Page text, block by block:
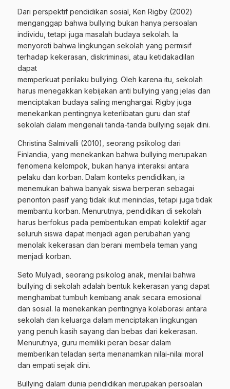
Dari perspektif pendidikan sosial, Ken Rigby (2002)
menganggap bahwa bullying bukan hanya persoalan
individu, tetapi juga masalah budaya sekolah. Ia
menyoroti bahwa lingkungan sekolah yang permisif
terhadap kekerasan, diskriminasi, atau ketidakadilan
dapat
memperkuat perilaku bullying. Oleh karena itu, sekolah
harus menegakkan kebijakan anti bullying yang jelas dan
menciptakan budaya saling menghargai. Rigby juga
menekankan pentingnya keterlibatan guru dan staf
sekolah dalam mengenali tanda-tanda bullying sejak dini.
Christina Salmivalli (2010), seorang psikolog dari
Finlandia, yang menekankan bahwa bullying merupakan
fenomena kelompok, bukan hanya interaksi antara
pelaku dan korban. Dalam konteks pendidikan, ia
menemukan bahwa banyak siswa berperan sebagai
penonton pasif yang tidak ikut menindas, tetapi juga tidak
membantu korban. Menurutnya, pendidikan di sekolah
harus berfokus pada pembentukan empati kolektif agar
seluruh siswa dapat menjadi agen perubahan yang
menolak kekerasan dan berani membela teman yang
menjadi korban.
Seto Mulyadi, seorang psikolog anak, menilai bahwa
bullying di sekolah adalah bentuk kekerasan yang dapat
menghambat tumbuh kembang anak secara emosional
dan sosial. Ia menekankan pentingnya kolaborasi antara
sekolah dan keluarga dalam menciptakan lingkungan
yang penuh kasih sayang dan bebas dari kekerasan.
Menurutnya, guru memiliki peran besar dalam
memberikan teladan serta menanamkan nilai-nilai moral
dan empati sejak dini.
Bullying dalam dunia pendidikan merupakan persoalan